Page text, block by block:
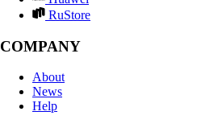
RuStore
COMPANY
About
News
Help